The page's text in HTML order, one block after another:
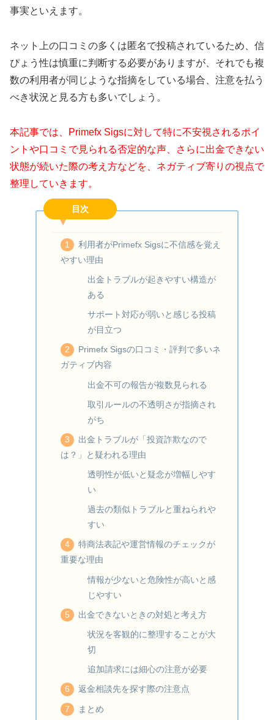
事実といえます。
ネット上の口コミの多くは匿名で投稿されているため、信
ぴょう性は慎重に判断する必要がありますが、それでも複
数の利用者が同じような指摘をしている場合、注意を払う
べき状況と見る方も多いでしょう。
本記事では、Primefx Sigsに対して特に不安視されるポイ
ントや口コミで見られる否定的な声、さらに出金できない
状態が続いた際の考え方などを、ネガティブ寄りの視点で
整理していきます。
目次
利用者がPrimefx Sigsに不信感を覚え
やすい理由
出金トラブルが起きやすい構造が
ある
サポート対応が弱いと感じる投稿
が目立つ
Primefx Sigsの口コミ・評判で多いネ
ガティブ内容
出金不可の報告が複数見られる
取引ルールの不透明さが指摘され
がち
出金トラブルが「投資詐欺なので
は？」と疑われる理由
透明性が低いと疑念が増幅しやす
い
過去の類似トラブルと重ねられや
すい
特商法表記や運営情報のチェックが
重要な理由
情報が少ないと危険性が高いと感
じやすい
出金できないときの対処と考え方
状況を客観的に整理することが大
切
追加請求には細心の注意が必要
返金相談先を探す際の注意点
まとめ